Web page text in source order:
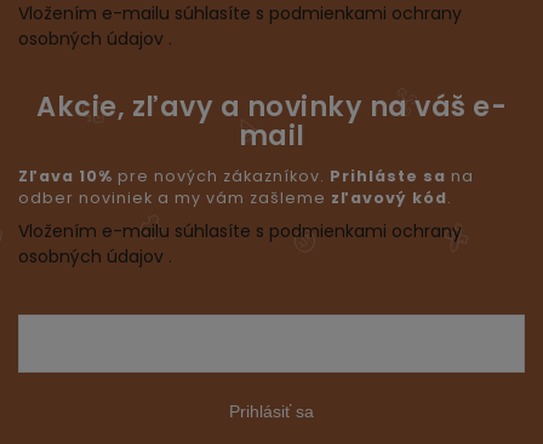
Vložením e-mailu súhlasíte s podmienkami ochrany
osobných údajov .
Akcie, zľavy a novinky na váš e-
mail
Zľava 10% pre nových zákazníkov. Prihláste sa na
odber noviniek a my vám zašleme zľavový kód.
Vložením e-mailu súhlasíte s podmienkami ochrany
osobných údajov .
Prihlásiť sa